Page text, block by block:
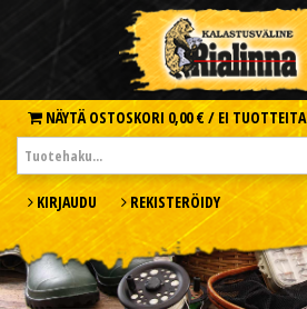
NÄYTÄ OSTOSKORI 0,00 € / EI TUOTTEITA
KIRJAUDU REKISTERÖIDY